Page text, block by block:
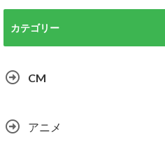
カテゴリー
CM
アニメ